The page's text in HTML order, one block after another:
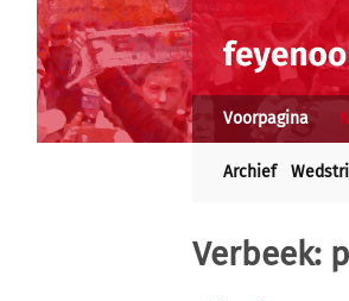
Voorpagina
Archief
Verbeek: